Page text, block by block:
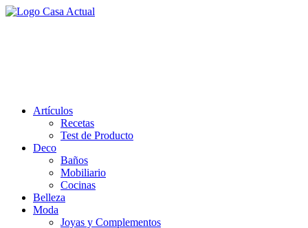
Saltar
Artículos
Recetas
Test de Producto
Deco
Baños
Mobiliario
Cocinas
Belleza
Moda
Joyas y Complementos